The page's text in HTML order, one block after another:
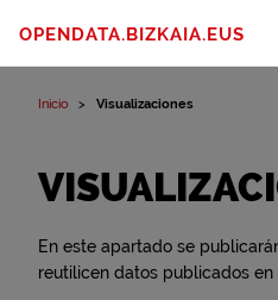
OPENDATA.BIZKAIA.EUS
Inicio Visualizaciones
En este apartado se
reutilicen datos publicados en